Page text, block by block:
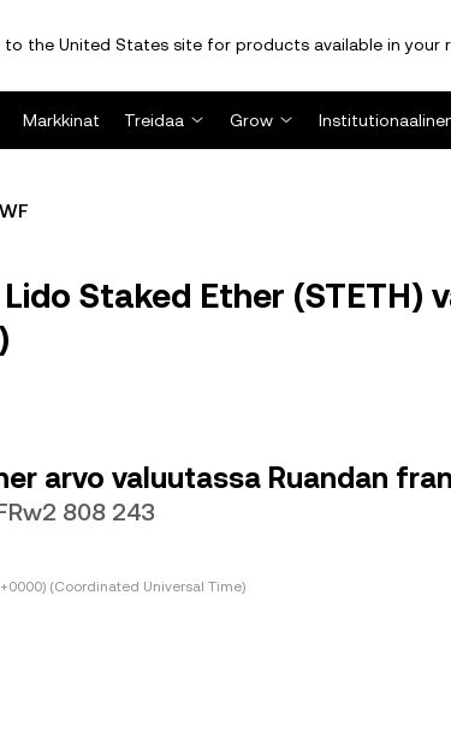
the United States site for products available in your
Markkinat Treidaa Grow
Staked Ether (STETH)
arvo valuutassa Ruandan
808 243
(Coordinated Universal Time)